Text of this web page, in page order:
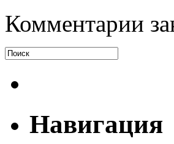
Комментарии
Навигация